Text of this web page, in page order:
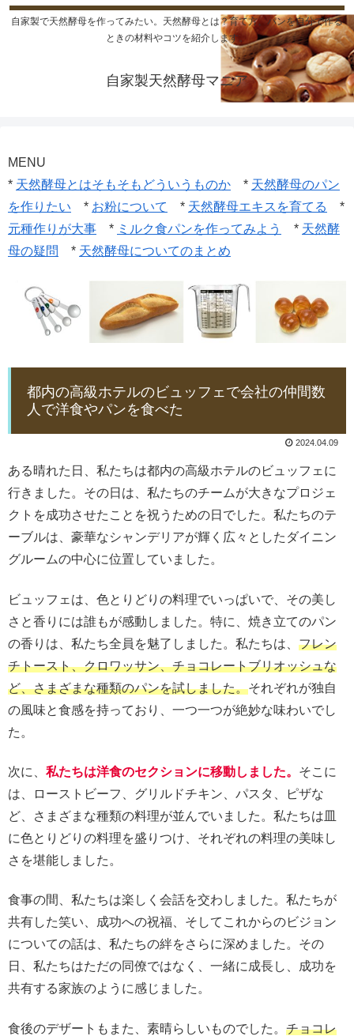
自家製で天然酵母を作ってみたい。天然酵母とは？育て方、パンを自分で作る
ときの材料やコツを紹介します。
自家製天然酵母マニア
MENU
* 天然酵母とはそもそもどういうものか * 天然酵母のパン
を作りたい * お粉について * 天然酵母エキスを育てる
*
元種作りが大事 * ミルク食パンを作ってみよう * 天然酵
母の疑問
* 天然酵母についてのまとめ
都内の高級ホテルのビュッフェで会社の仲間数
人で洋食やパンを食べた
2024.04.09
ある晴れた日、私たちは都内の高級ホテルのビュッフェに
行きました。その日は、私たちのチームが大きなプロジェ
クトを成功させたことを祝うための日でした。私たちのテ
ーブルは、豪華なシャンデリアが輝く広々としたダイニン
グルームの中心に位置していました。
ビュッフェは、色とりどりの料理でいっぱいで、その美し
さと香りには誰もが感動しました。特に、焼き立てのパン
の香りは、私たち全員を魅了しました。私たちは、 フレン
チトースト、クロワッサン、チョコレートブリオッシュな
ど、さまざまな種類のパンを試しました。それぞれが独自
の風味と食感を持っており、一つ一つが絶妙な味わいでし
た。
次に、 私たちは洋食のセクションに移動しました。 そこに
は、ローストビーフ、グリルドチキン、パスタ、ピザな
ど、さまざまな種類の料理が並んでいました。私たちは皿
に色とりどりの料理を盛りつけ、それぞれの料理の美味し
さを堪能しました。
食事の間、私たちは楽しく会話を交わしました。私たちが
共有した笑い、成功への祝福、そしてこれからのビジョン
についての話は、私たちの絆をさらに深めました。その
日、私たちはただの同僚ではなく、一緒に成長し、成功を
共有する家族のように感じました。
食後のデザートもまた、素晴らしいものでした。 チョコレ